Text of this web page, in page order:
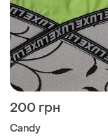
200 грн
Candy